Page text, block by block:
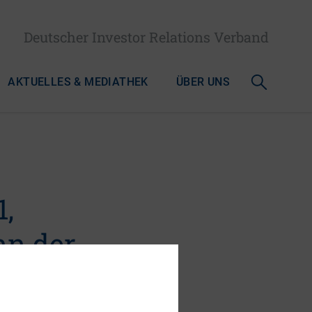
Deutscher Investor Relations Verband
AKTUELLES & MEDIATHEK ÜBER UNS
der